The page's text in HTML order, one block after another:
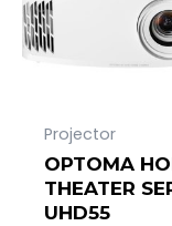
Projector
OPTOMA
THEATER
UHD55